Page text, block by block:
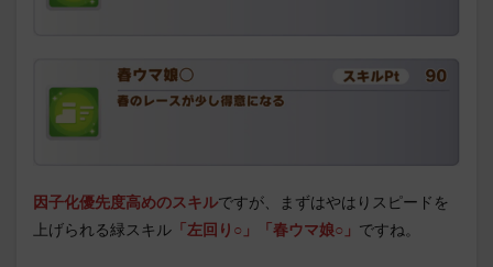
因子化優先度高めのスキルですが、まずはやはりスピードを
上げられる緑スキル 「左回り○」「春ウマ娘○」 ですね。